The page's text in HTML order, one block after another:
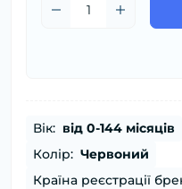
Вік: від 0-144 місяців
Колір: Червоний
Країна реєстрації